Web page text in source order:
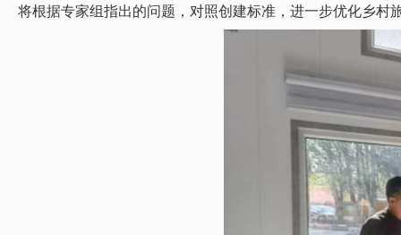
将根据专家组指出的问题，对照创建标准，进一步优化乡